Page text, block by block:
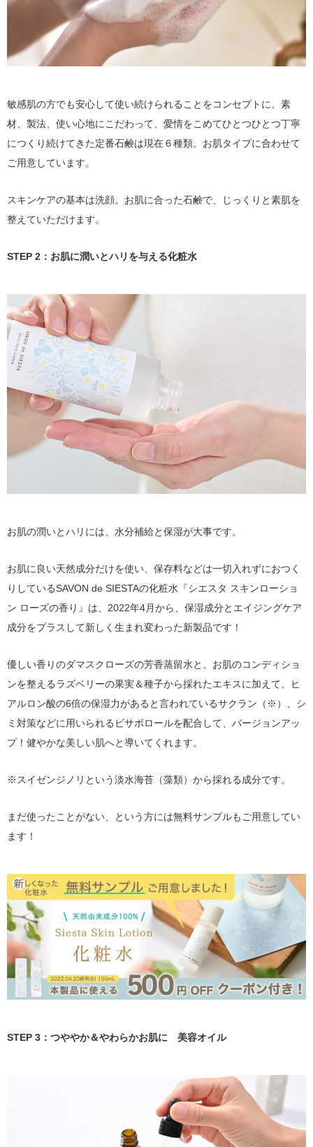
敏感肌の方でも安心して使い続けられることをコンセプトに、素
材、製法、使い心地にこだわって、愛情をこめてひとつひとつ丁寧
につくり続けてきた定番石鹸は現在６種類。お肌タイプに合わせて
ご用意しています。
スキンケアの基本は洗顔。お肌に合った石鹸で、じっくりと素肌を
整えていただけます。
STEP 2：お肌に潤いとハリを与える化粧水
お肌の潤いとハリには、水分補給と保湿が大事です。
お肌に良い天然成分だけを使い、保存料などは一切入れずにおつく
りしているSAVON de SIESTAの化粧水『シエスタ スキンローショ
ン ローズの香り』は、2022年4月から、保湿成分とエイジングケア
成分をプラスして新しく生まれ変わった新製品です！
優しい香りのダマスクローズの芳香蒸留水と、お肌のコンディショ
ンを整えるラズベリーの果実＆種子から採れたエキスに加えて、ヒ
アルロン酸の6倍の保湿力があると言われているサクラン（※）、シ
ミ対策などに用いられるビサボロールを配合して、バージョンアッ
プ！健やかな美しい肌へと導いてくれます。
※スイゼンジノリという淡水海苔（藻類）から採れる成分です。
まだ使ったことがない、という方には無料サンプルもご用意してい
ます！
STEP 3：つややか＆やわらかお肌に 美容オイル